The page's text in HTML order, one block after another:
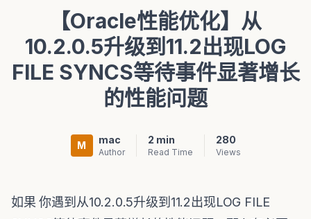
⌘K Ctrl+K
【Oracle性能优化】从
10.2.0.5升级到11.2出现LOG
FILE SYNCS等待事件显著增长
的性能问题
M mac
Author
2 min
Read Time
280
Views
如果 你遇到从10.2.0.5升级到11.2出现LOG FILE